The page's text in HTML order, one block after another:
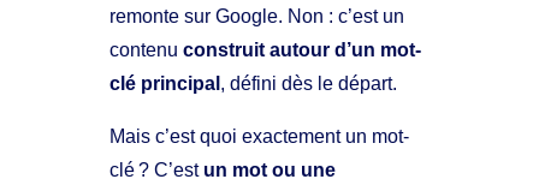
remonte sur Google. Non : c’est un
contenuconstruit autour d’un mot-
clé principal , défini dès le départ.
Mais c’est quoi exactement un mot-
clé ? C’est un mot ou une